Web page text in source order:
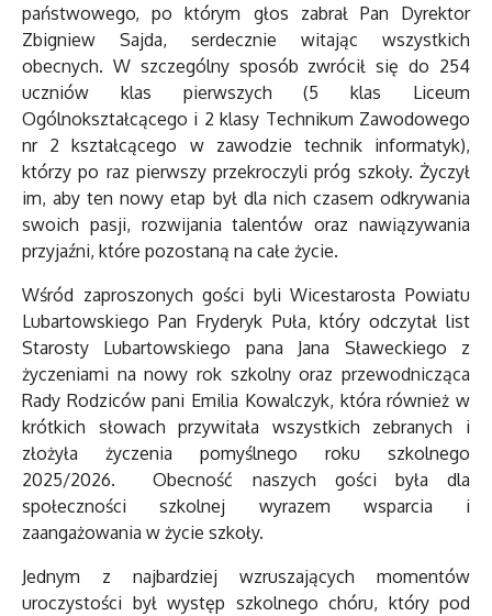
państwowego, po którym głos zabrał Pan Dyrektor
Zbigniew Sajda, serdecznie witając wszystkich
obecnych. W szczególny sposób zwrócił się do 254
uczniów klas pierwszych (5 klas Liceum
Ogólnokształcącego i 2 klasy Technikum Zawodowego
nr 2 kształcącego w zawodzie technik informatyk),
którzy po raz pierwszy przekroczyli próg szkoły. Życzył
im, aby ten nowy etap był dla nich czasem odkrywania
swoich pasji, rozwijania talentów oraz nawiązywania
przyjaźni, które pozostaną na całe życie.
Wśród zaproszonych gości byli Wicestarosta Powiatu
Lubartowskiego Pan Fryderyk Puła, który odczytał list
Starosty Lubartowskiego pana Jana Sławeckiego z
życzeniami na nowy rok szkolny oraz przewodnicząca
Rady Rodziców pani Emilia Kowalczyk, która również w
krótkich słowach przywitała wszystkich zebranych i
złożyła życzenia pomyślnego roku szkolnego
2025/2026. Obecność naszych gości była dla
społeczności szkolnej wyrazem wsparcia i
zaangażowania w życie szkoły.
Jednym z najbardziej wzruszających momentów
uroczystości był występ szkolnego chóru, który pod